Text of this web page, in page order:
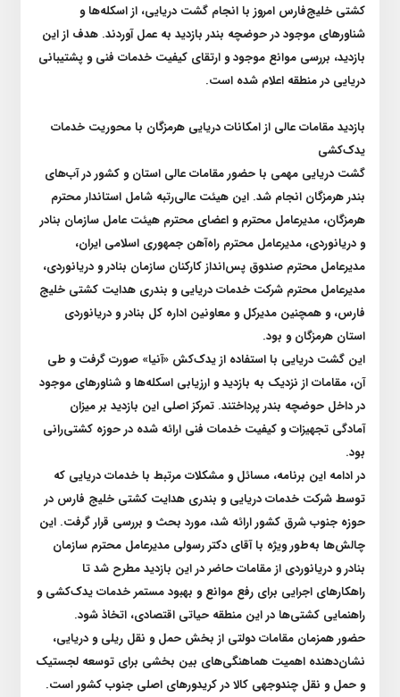
کشتی خلیج‌فارس امروز با انجام گشت دریایی، از اسکله‌ها و
شناورهای موجود در حوضچه بندر بازدید به عمل آوردند. هدف از این
بازدید، بررسی موانع موجود و ارتقای کیفیت خدمات فنی و پشتیبانی
دریایی در منطقه اعلام شده است.
بازدید مقامات عالی از امکانات دریایی هرمزگان با محوریت خدمات
یدک‌کشی
گشت دریایی مهمی با حضور مقامات عالی استان و کشور در آب‌های
بندر هرمزگان انجام شد. این هیئت عالی‌رتبه شامل استاندار محترم
هرمزگان، مدیرعامل محترم و اعضای محترم هیئت عامل سازمان بنادر
و دریانوردی، مدیرعامل محترم راه‌آهن جمهوری اسلامی ایران،
مدیرعامل محترم صندوق پس‌انداز کارکنان سازمان بنادر و دریانوردی،
مدیرعامل محترم شرکت خدمات دریایی و بندری هدایت کشتی خلیج
فارس، و همچنین مدیرکل و معاونین اداره کل بنادر و دریانوردی
استان هرمزگان و بود.
این گشت دریایی با استفاده از یدک‌کش «آنیا» صورت گرفت و طی
آن، مقامات از نزدیک به بازدید و ارزیابی اسکله‌ها و شناورهای موجود
در داخل حوضچه بندر پرداختند. تمرکز اصلی این بازدید بر میزان
آمادگی تجهیزات و کیفیت خدمات فنی ارائه شده در حوزه کشتی‌رانی
بود.
در ادامه این برنامه، مسائل و مشکلات مرتبط با خدمات دریایی که
توسط شرکت خدمات دریایی و بندری هدایت کشتی خلیج فارس در
حوزه جنوب شرق کشور ارائه شد، مورد بحث و بررسی قرار گرفت. این
چالش‌ها به‌طور ویژه با آقای دکتر رسولی مدیرعامل محترم سازمان
بنادر و دریانوردی از مقامات حاضر در این بازدید مطرح شد تا
راهکارهای اجرایی برای رفع موانع و بهبود مستمر خدمات یدک‌کشی و
راهنمایی کشتی‌ها در این منطقه حیاتی اقتصادی، اتخاذ شود.
حضور همزمان مقامات دولتی از بخش حمل و نقل ریلی و دریایی،
نشان‌دهنده اهمیت هماهنگی‌های بین بخشی برای توسعه لجستیک
و حمل و نقل چندوجهی کالا در کریدورهای اصلی جنوب کشور است.